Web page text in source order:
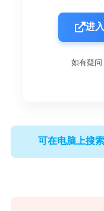
进
如有疑
可在电脑上搜